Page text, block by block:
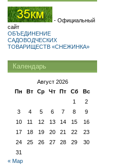
- Официальный
сайт
ОБЪЕДИНЕНИЕ
САДОВОДЧЕСКИХ
ТОВАРИЩЕСТВ «СНЕЖИНКА»
Календарь
Август 2026
Пн
Вт Ср Чт Пт Сб
Вс
1
2
3
4 5 6 7 8
9
10
11 12 13 14 15
16
17
18 19 20 21 22
23
24
25 26 27 28 29
30
31
« Мар